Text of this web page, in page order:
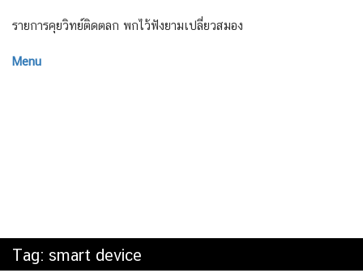
รายการคุยวิทย์ติดตลก พกไว้ฟังยามเปลี่ยวสมอง
Menu
Tag: smart device